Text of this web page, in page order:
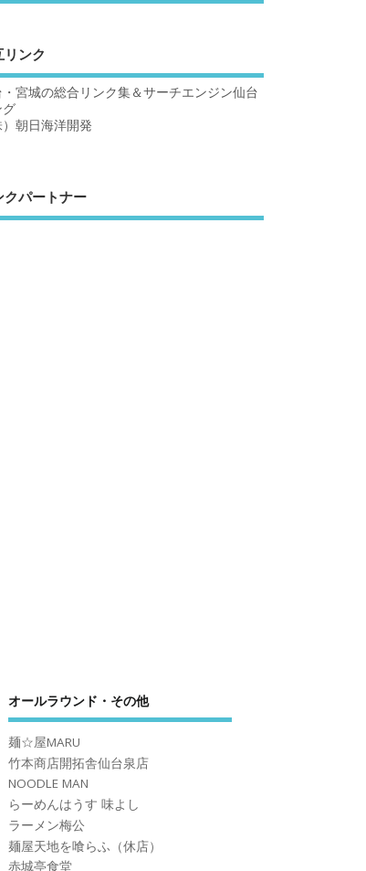
リンク
宮城の総合リンク集＆サーチエンジン仙台
グ
）朝日海洋開発
クパートナー
オールラウンド・その他
麺☆屋MARU
竹本商店開拓舎仙台泉店
NOODLE MAN
らーめんはうす 味よし
ラーメン梅公
麺屋天地を喰らふ（休店）
赤城亭食堂